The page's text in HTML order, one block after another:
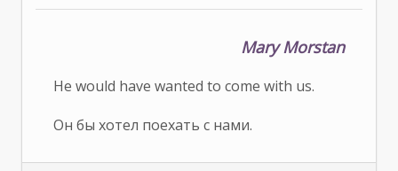
Mary Morstan
He would have wanted to come with us.
Он бы хотел поехать с нами.